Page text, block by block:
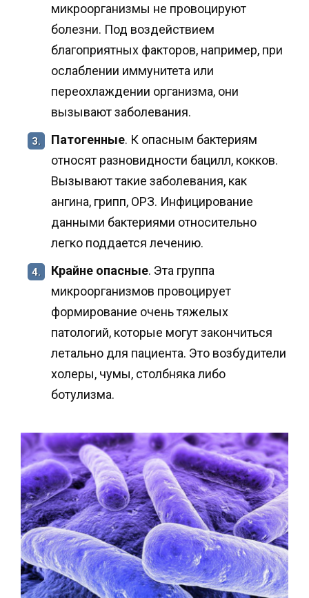
микроорганизмы не провоцируют
болезни. Под воздействием
благоприятных факторов, например, при
ослаблении иммунитета или
переохлаждении организма, они
вызывают заболевания.
3. Патогенные. К опасным бактериям
относят разновидности бацилл, кокков.
Вызывают такие заболевания, как
ангина, грипп, ОРЗ. Инфицирование
данными бактериями относительно
легко поддается лечению.
4. Крайне опасные. Эта группа
микроорганизмов провоцирует
формирование очень тяжелых
патологий, которые могут закончиться
летально для пациента. Это возбудители
холеры, чумы, столбняка либо
ботулизма.